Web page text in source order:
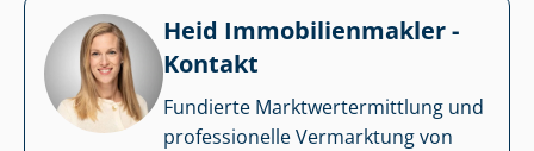
Heid Im­mo­bi­li­en­mak­ler -
Kontakt
Fundierte Markt­wert­ermitt­lung und
professionelle Vermarktung von